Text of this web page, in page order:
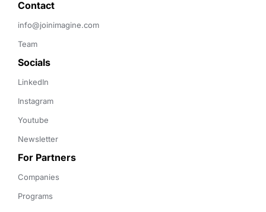
Contact
info@joinimagine.com
Team
Socials
LinkedIn
Instagram
Youtube
Newsletter
For Partners
Companies
Programs